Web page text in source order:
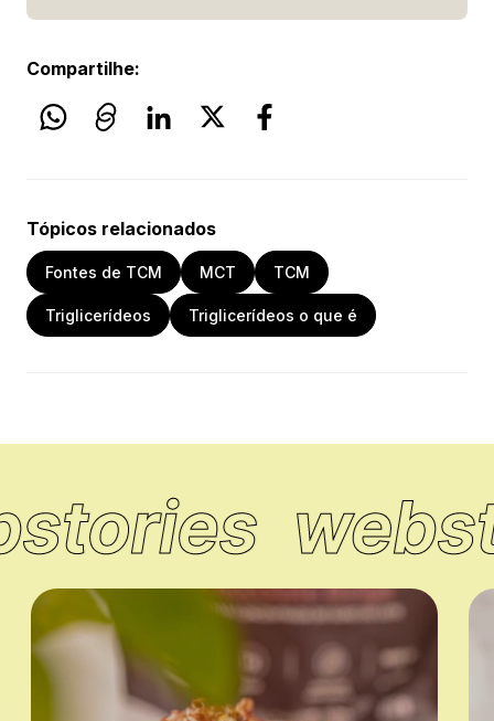
Nutrition. 15ª ed. Boston: Cengage; 2017. p. 128-
[3] Jadhav H, Annapure U. Greener route for
intensified synthesis of Tricaprylin using
Amberlyst-15. J Chem Sci. 2021;133:1.
[4] Wang Y, Zhang T, Liu R, Chang M, Wei W, Jin
Research International. 2022;155:111058.
has less satiating properties than medium chain
triglyceride oil. Physiol Behav. 2017;179:422–
[6] Zhang Y, Xu Q, Liu Y, Zhang X, Wang J, Yu X,
et al. Medium-Chain Triglyceride Activated
Brown Adipose Tissue and Induced Reduction
of Fat Mass in C57BL/6J Mice Fed High-fat Diet.
Biomed Environ Sci. 2015 Feb 1;28(2):97–104.
Compartilhe:
Tópicos relacionados
Fontes de TCM MCT TCM
Triglicerídeos Triglicerídeos o que é